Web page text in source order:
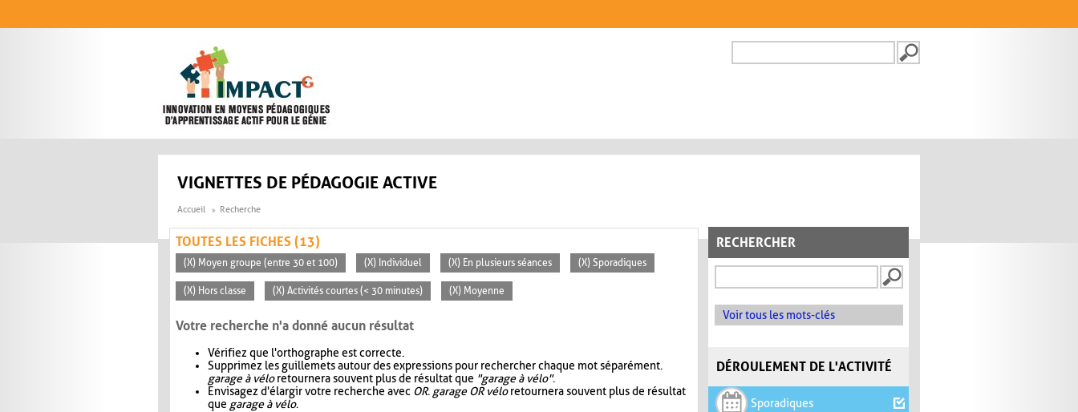
FORMULAIRE DE
VIGNETTES DE PÉDAGOGIE ACTIVE
Accueil Recherche
RECHERCHER
Voir tous les mots-clés
DÉROULEMENT DE L'ACTIVITÉ
Sporadiques
TOUTES LES FICHES (13)
(X) Moyen groupe (entre 30 et 100) (X) Individuel (X) En plusieurs séances (X) Sporadiques
(X) Hors classe (X) Activités courtes (< 30 minutes) (X) Moyenne
Votre recherche n'a donné aucun résultat
Vérifiez que l'orthographe est correcte.
Supprimez les guillemets autour des expressions pour rechercher chaque mot séparément.
garage à véloretournera souvent plus de résultat que "garage à vélo".
Envisagez d'élargir votre recherche avec OR. garage OR véloretournera souvent plus de résultat
que garage à vélo.